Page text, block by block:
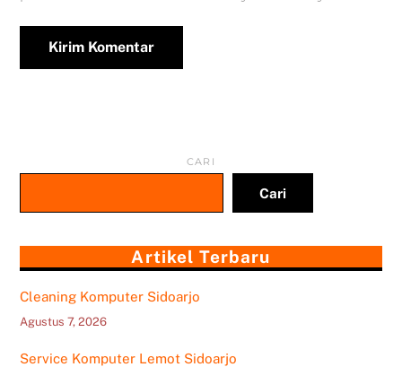
CARI
Cari
Artikel Terbaru
Cleaning Komputer Sidoarjo
Agustus 7, 2026
Service Komputer Lemot Sidoarjo